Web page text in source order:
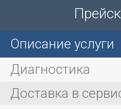
Описание услуги
Диагностика
Доставка в